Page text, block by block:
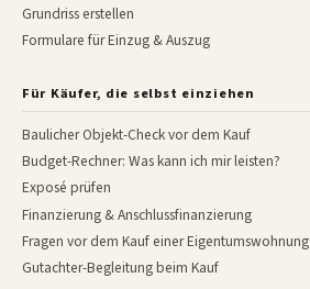
Grundriss erstellen
Formulare für Einzug & Auszug
Für Käufer, die selbst einziehen
Baulicher Objekt-Check vor dem Kauf
Budget-Rechner: Was kann ich mir leisten?
Exposé prüfen
Finanzierung & Anschlussfinanzierung
Fragen vor dem Kauf einer Eigentumswohnung
Gutachter-Begleitung beim Kauf